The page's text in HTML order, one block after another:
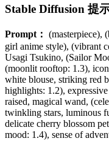
Stable Diffusion 提
Prompt： (masterpiece),
girl anime style), (vibrant
Usagi Tsukino, (Sailor
(moonlit rooftop: 1.3),
white blouse, striking red
highlights: 1.2),
raised, magical wand,
twinkling stars, luminous
delicate cherry blossom
mood: 1.4), sense of